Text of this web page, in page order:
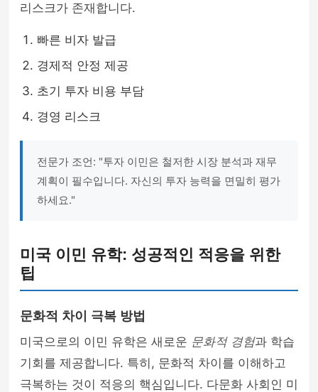
리스크가 존재합니다.
빠른 비자 발급
경제적 안정 제공
초기 투자 비용 부담
경영 리스크
전문가 조언: "투자 이민은 철저한 시장 분석과 재무
계획이 필수입니다. 자신의 투자 능력을 면밀히 평가
하세요."
미국 이민 유학: 성공적인 적응을 위한
팁
문화적 차이 극복 방법
미국으로의 이민 유학은 새로운 문화적 경험과 학습
기회를 제공합니다. 특히, 문화적 차이를 이해하고
극복하는 것이 적응의 핵심입니다. 다문화 사회인 미